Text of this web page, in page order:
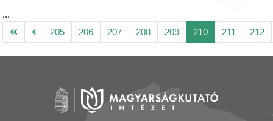
...
205
206 207 208 209 210 211 212